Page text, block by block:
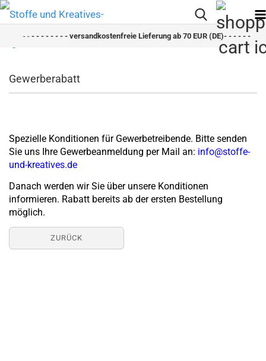
- - - - - - - - versandkostenfreie Lieferung ab 70 EUR (DE)- - - - - - - -
Gewerberabatt
Spezielle Konditionen für Gewerbetreibende. Bitte senden
Sie uns Ihre Gewerbeanmeldung per Mail an: info@stoffe-
und-kreatives.de
Danach werden wir Sie über unsere Konditionen
informieren. Rabatt bereits ab der ersten Bestellung
möglich.
ZURÜCK